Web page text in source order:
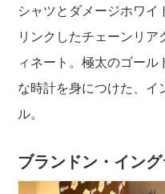
シャツとダメージホワイ
リンクしたチェーンリ
ィネート。極太のゴール
な時計を身につけた、イ
ル。
ブランドン・イング